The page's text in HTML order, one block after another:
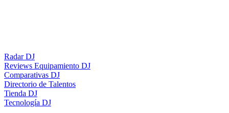
Radar DJ
Reviews Equipamiento DJ
Comparativas DJ
Directorio de Talentos
Tienda DJ
Tecnología DJ